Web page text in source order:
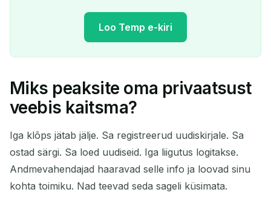
Loo Temp e-kiri
Teie ajutine e-posti aadress:
Kopeeri QR
Miks peaksite oma privaatsust
veebis kaitsma?
Iga klõps jätab jälje. Sa registreerud uudiskirjale. Sa
ostad särgi. Sa loed uudiseid. Iga liigutus logitakse.
Andmevahendajad haaravad selle info ja loovad sinu
kohta toimiku. Nad teevad seda sageli küsimata.